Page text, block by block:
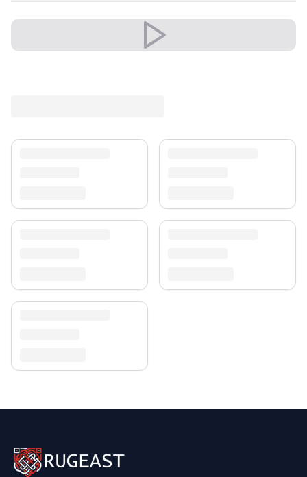
Versand & Service
Profitieren Sie von kostenlosem Versand und einem